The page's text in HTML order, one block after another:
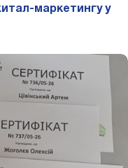
маркетингу у